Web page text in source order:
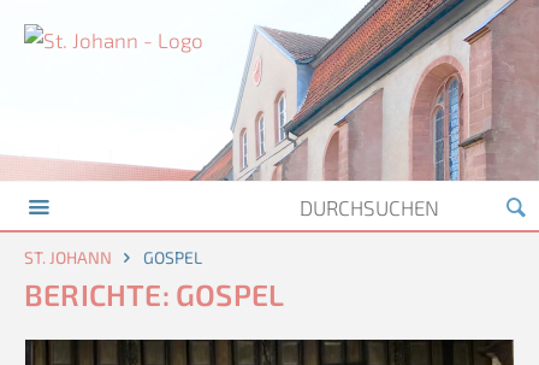
ST. JOHANN GOSPEL
BERICHTE: GOSPEL